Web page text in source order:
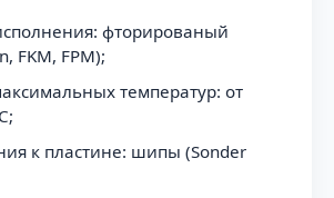
фторированый
FKM, FPM);
температур: от
к пластине: шипы (Sonder